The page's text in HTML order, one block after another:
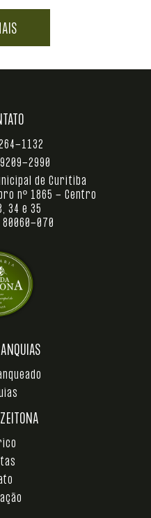
1132
2990
de Curitiba
nº 1865 - Centro
34 e 35
070